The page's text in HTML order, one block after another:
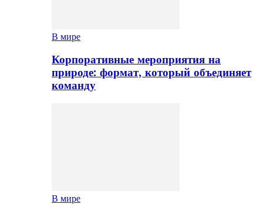
В мире
Корпоративные мероприятия на
природе: формат, который объединяет
команду
В мире